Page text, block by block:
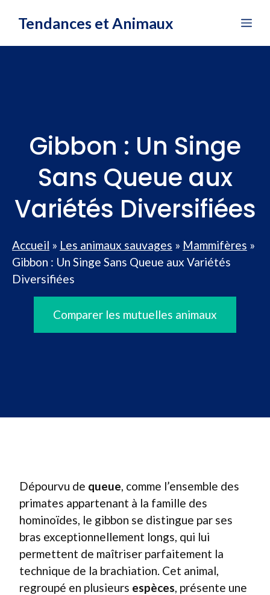
Tendances et Animaux
Gibbon : Un Singe
Sans Queue aux
Variétés Diversifiées
Accueil » Les animaux sauvages » Mammifères »
Gibbon : Un Singe Sans Queue aux Variétés
Diversifiées
Comparer les mutuelles animaux
Dépourvu de queue, comme l’ensemble des
primates appartenant à la famille des
hominoïdes, le gibbon se distingue par ses
bras exceptionnellement longs, qui lui
permettent de maîtriser parfaitement la
technique de la brachiation. Cet animal,
regroupé en plusieurs espèces, présente une